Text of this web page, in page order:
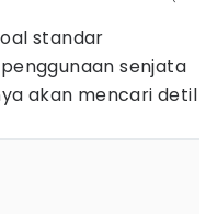
standar
senjata
akan mencari detil